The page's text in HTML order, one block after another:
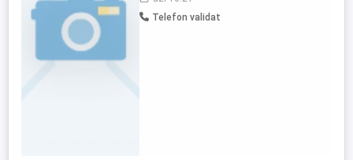
girona ,se lucreaza in timpi normali de
condus ,se face 45h la garaj, penru mai
Telefon validat